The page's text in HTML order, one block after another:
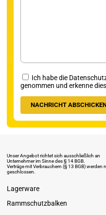
Ich habe die
genommen und erkenne
Unser Angebot richtet sich ausschließlich an
Unternehmer im Sinne des § 14 BGB.
Verträge mit Verbrauchern (§ 13 BGB) werden
geschlossen.
Lagerware
Rammschutzbalken